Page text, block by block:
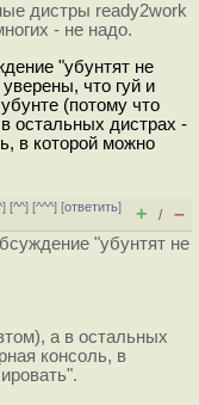
дистры ready2work
- не надо.
"убунтят не
что гуй и
(потому что
остальных дистрах -
в которой можно
] [^^] [^^^] [ответить]
+ / –
"убунтят не
а в остальных
консоль, в